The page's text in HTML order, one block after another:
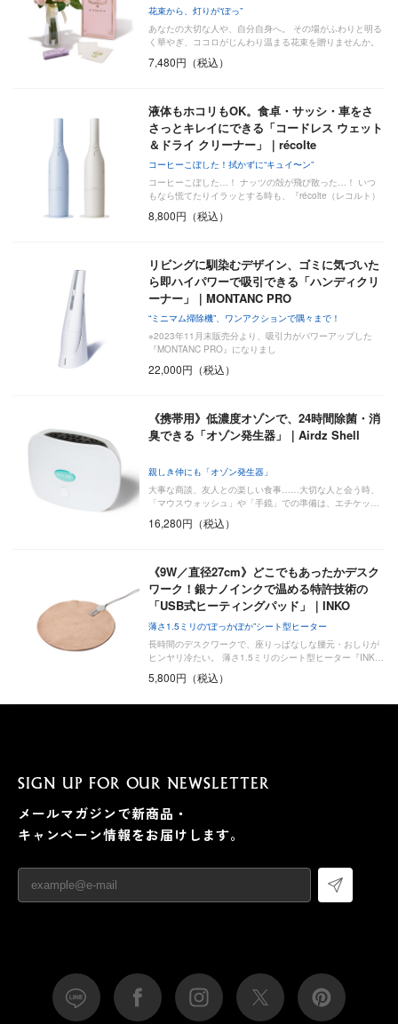
花束から、灯りが“ぽっ”
あなたの大切な人や、自分自身へ。 その場がふわりと明る
く華やぎ、ココロがじんわり温まる花束を贈りませんか。
7,480円（税込）
液体もホコリもOK。食卓・サッシ・車をさ
さっとキレイにできる「コードレス ウェット
＆ドライ クリーナー」｜récolte
コーヒーこぼした！拭かずに“キュイ〜ン”
コーヒーこぼした…！ ナッツの殻が飛び散った…！ いつ
もなら慌てたりイラッとする時も、『récolte（レコルト）
8,800円（税込）
リビングに馴染むデザイン、ゴミに気づいた
ら即ハイパワーで吸引できる「ハンディクリ
ーナー」｜MONTANC PRO
“ミニマム掃除機”、ワンアクションで隅々まで！
※2023年11月末販売分より、吸引力がパワーアップした
『MONTANC PRO』になりまし
22,000円（税込）
《携帯用》低濃度オゾンで、24時間除菌・消
臭できる「オゾン発生器」｜Airdz Shell
親しき仲にも「オゾン発生器」
大事な商談、友人との楽しい食事……大切な人と会う時、
「マウスウォッシュ」や「手鏡」での準備は、エチケッ…
16,280円（税込）
《9W／直径27cm》どこでもあったかデスク
ワーク！銀ナノインクで温める特許技術の
「USB式ヒーティングパッド」｜INKO
薄さ1.5ミリの“ぽっかぽか”シート型ヒーター
長時間のデスクワークで、座りっぱなしな腰元・おしりが
ヒンヤリ冷たい。 薄さ1.5ミリのシート型ヒーター『INK…
5,800円（税込）
SIGN UP FOR OUR NEWSLETTER
メールマガジンで新商品・
キャンペーン情報をお届けします。